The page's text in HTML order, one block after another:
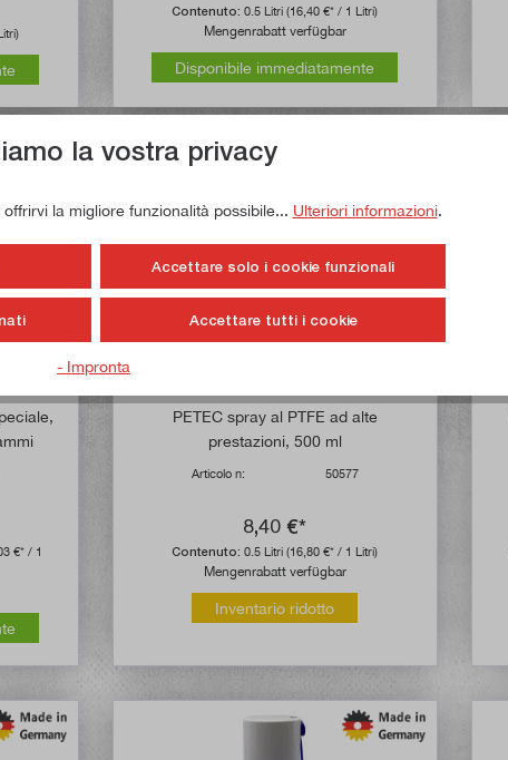
Contenuto:0.5 Litri(16,40 €* / 1 Litri)
Mengenrabatt verfügbar
Disponibile immediatamente
su 5 stelle
€* / 1
PETEC spray al PTFE ad alte
prestazioni, 500 ml
Articolo n: 50577
8,40 €*
Contenuto:0.5 Litri(16,80 €* / 1 Litri)
Mengenrabatt verfügbar
Inventario ridotto
la vostra privacy
la migliore funzionalità possibile... Ulteriori informazioni.
Accettare solo i cookie funzionali
Accettare tutti i cookie
- Impronta